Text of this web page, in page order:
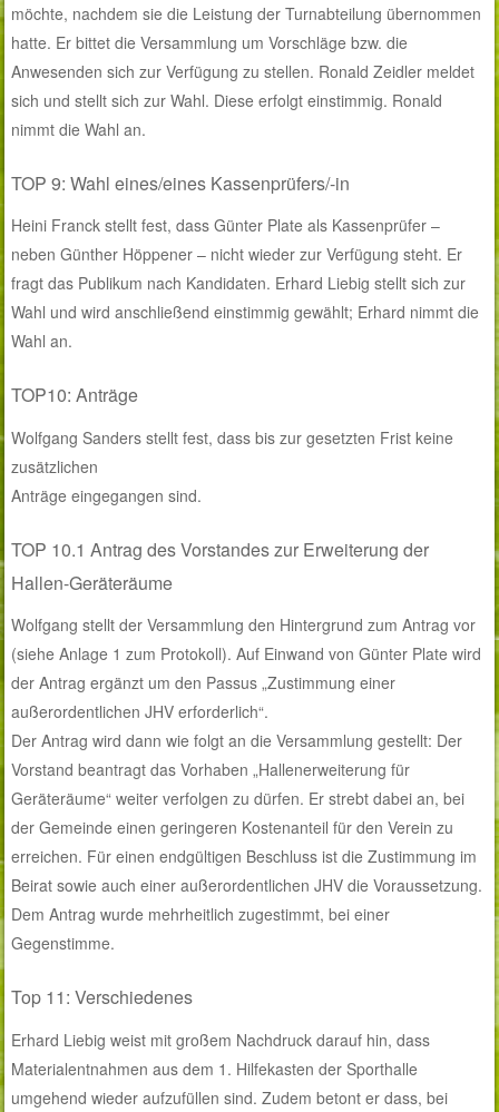
möchte, nachdem sie die Leistung der Turnabteilung übernommen
hatte. Er bittet die Versammlung um Vorschläge bzw. die
Anwesenden sich zur Verfügung zu stellen. Ronald Zeidler meldet
sich und stellt sich zur Wahl. Diese erfolgt einstimmig. Ronald
nimmt die Wahl an.
TOP 9: Wahl eines/eines Kassenprüfers/-in
Heini Franck stellt fest, dass Günter Plate als Kassenprüfer –
neben Günther Höppener – nicht wieder zur Verfügung steht. Er
fragt das Publikum nach Kandidaten. Erhard Liebig stellt sich zur
Wahl und wird anschließend einstimmig gewählt; Erhard nimmt die
Wahl an.
TOP10: Anträge
Wolfgang Sanders stellt fest, dass bis zur gesetzten Frist keine
zusätzlichen
Anträge eingegangen sind.
TOP 10.1 Antrag des Vorstandes zur Erweiterung der
Hallen-Geräteräume
Wolfgang stellt der Versammlung den Hintergrund zum Antrag vor
(siehe Anlage 1 zum Protokoll). Auf Einwand von Günter Plate wird
der Antrag ergänzt um den Passus „Zustimmung einer
außerordentlichen JHV erforderlich“.
Der Antrag wird dann wie folgt an die Versammlung gestellt: Der
Vorstand beantragt das Vorhaben „Hallenerweiterung für
Geräteräume“ weiter verfolgen zu dürfen. Er strebt dabei an, bei
der Gemeinde einen geringeren Kostenanteil für den Verein zu
erreichen. Für einen endgültigen Beschluss ist die Zustimmung im
Beirat sowie auch einer außerordentlichen JHV die Voraussetzung.
Dem Antrag wurde mehrheitlich zugestimmt, bei einer
Gegenstimme.
Top 11: Verschiedenes
Erhard Liebig weist mit großem Nachdruck darauf hin, dass
Materialentnahmen aus dem 1. Hilfekasten der Sporthalle
umgehend wieder aufzufüllen sind. Zudem betont er dass, bei